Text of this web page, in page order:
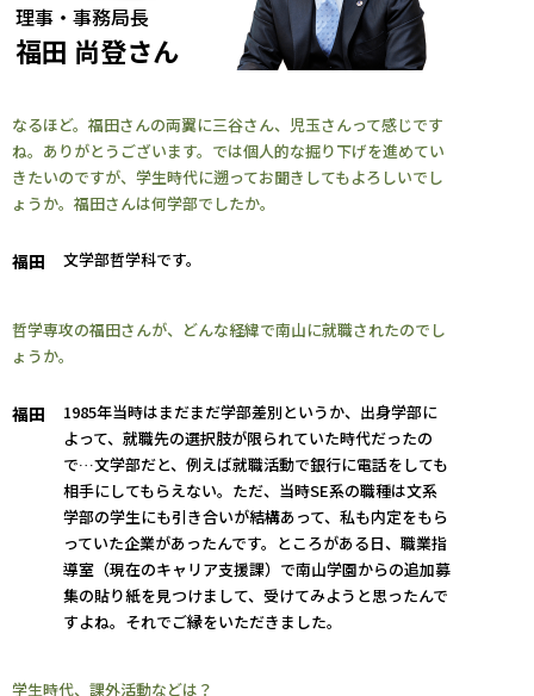
理事・事務局長
福田 尚登さん
なるほど。福田さんの両翼に三谷さん、児玉さんって感じです
ね。ありがとうございます。では個人的な掘り下げを進めてい
きたいのですが、学生時代に遡ってお聞きしてもよろしいでし
ょうか。福田さんは何学部でしたか。
福田 文学部哲学科です。
哲学専攻の福田さんが、どんな経緯で南山に就職されたのでし
ょうか。
福田
1985年当時はまだまだ学部差別というか、出身学部に
よって、就職先の選択肢が限られていた時代だったの
で…文学部だと、例えば就職活動で銀行に電話をしても
相手にしてもらえない。ただ、当時SE系の職種は文系
学部の学生にも引き合いが結構あって、私も内定をもら
っていた企業があったんです。ところがある日、職業指
導室（現在のキャリア支援課）で南山学園からの追加募
集の貼り紙を見つけまして、受けてみようと思ったんで
すよね。それでご縁をいただきました。
学生時代、課外活動などは？